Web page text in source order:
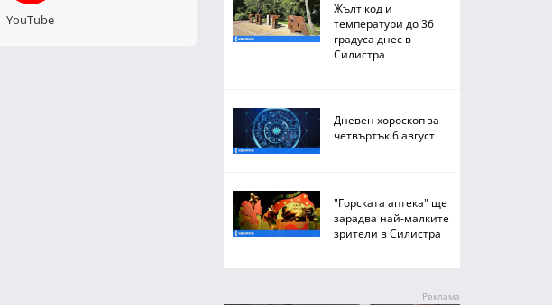
YouTube
Жълт код и
температури до 36
градуса днес в
Силистра
Дневен хороскоп за
четвъртък 6 август
"Горската аптека" ще
зарадва най-малките
зрители в Силистра